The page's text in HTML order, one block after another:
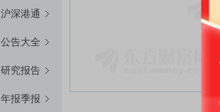
沪深港通
公告大全
研究报告
年报季报